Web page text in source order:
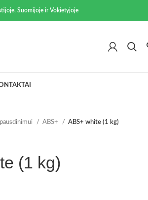
Suomijoje ir Vokietyjoje
ABS+ ABS+ white (1 kg)
(1 kg)